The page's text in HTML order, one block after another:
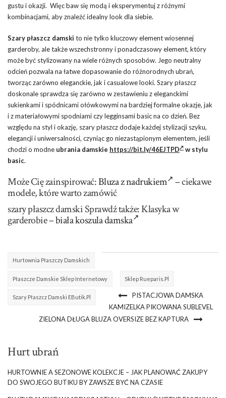
gustu i okazji. Więc baw się modą i eksperymentuj z różnymi
kombinacjami, aby znaleźć idealny look dla siebie.
Szary płaszcz damski to nie tylko kluczowy element wiosennej
garderoby, ale także wszechstronny i ponadczasowy element, który
może być stylizowany na wiele różnych sposobów. Jego neutralny
odcień pozwala na łatwe dopasowanie do różnorodnych ubrań,
tworząc zarówno eleganckie, jak i casualowe looki. Szary płaszcz
doskonale sprawdza się zarówno w zestawieniu z eleganckimi
sukienkami i spódnicami ołówkowymi na bardziej formalne okazje, jak
i z materiałowymi spodniami czy legginsami basic na co dzień. Bez
względu na styl i okazję, szary płaszcz dodaje każdej stylizacji szyku,
elegancji i uniwersalności, czyniąc go niezastąpionym elementem, jeśli
chodzi o modne ubrania damskie https://bit.ly/46EJTPD
w stylu
basic.
Może Cię zainspirować:Bluza z nadrukiem
– ciekawe
modele, które warto zamówić
szary płaszcz damski Sprawdź także: Klasyka w
garderobie –biała koszula damska
Hurtownia Płaszczy Damskich
Płaszcze Damskie Sklep Internetowy Sklep Rueparis.pl
Szary Płaszcz Damski EButik.pl
PISTACJOWA DAMSKA
KAMIZELKA PIKOWANA SUBLEVEL
ZIELONA DŁUGA BLUZA OVERSIZE BEZ KAPTURA
Hurt ubrań
HURTOWNIE A SEZONOWE KOLEKCJE – JAK PLANOWAĆ ZAKUPY
DO SWOJEGO BUTIKU BY ZAWSZE BYĆ NA CZASIE